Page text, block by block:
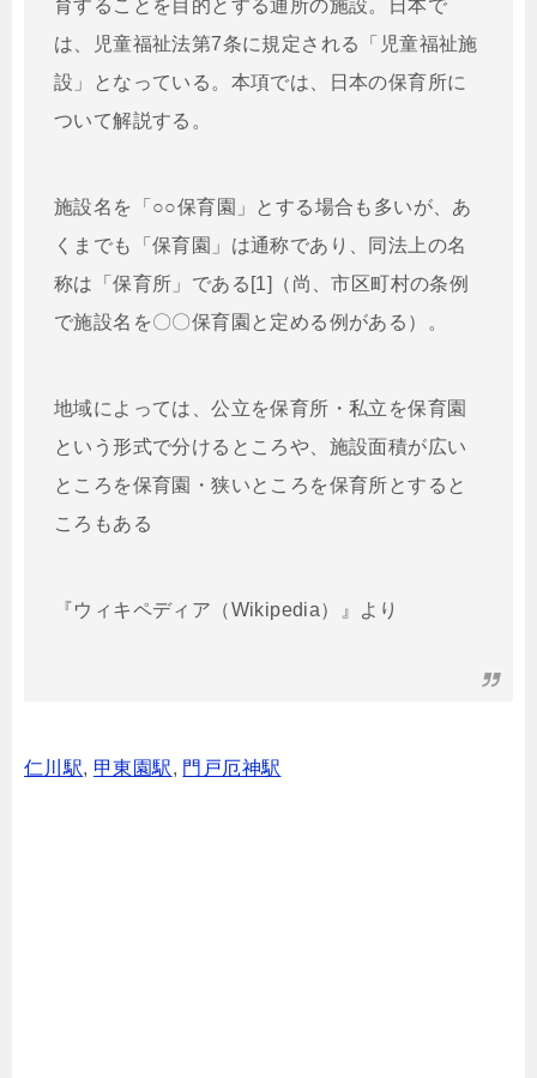
育することを目的とする通所の施設。日本で
は、児童福祉法第7条に規定される「児童福祉施
設」となっている。本項では、日本の保育所に
ついて解説する。
施設名を「○○保育園」とする場合も多いが、あ
くまでも「保育園」は通称であり、同法上の名
称は「保育所」である[1]（尚、市区町村の条例
で施設名を〇〇保育園と定める例がある）。
地域によっては、公立を保育所・私立を保育園
という形式で分けるところや、施設面積が広い
ところを保育園・狭いところを保育所とすると
ころもある
『ウィキペディア（Wikipedia）』より
仁川駅, 甲東園駅, 門戸厄神駅